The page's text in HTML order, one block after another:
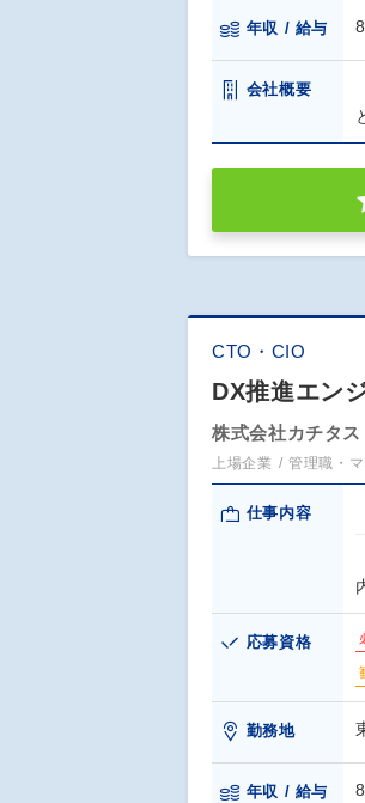
年収 / 給与
会社概要
CTO・CIO
DX推進エン
株式会社カチタス
上場企業 管理職・
仕事内容
応募資格
勤務地
年収 / 給与